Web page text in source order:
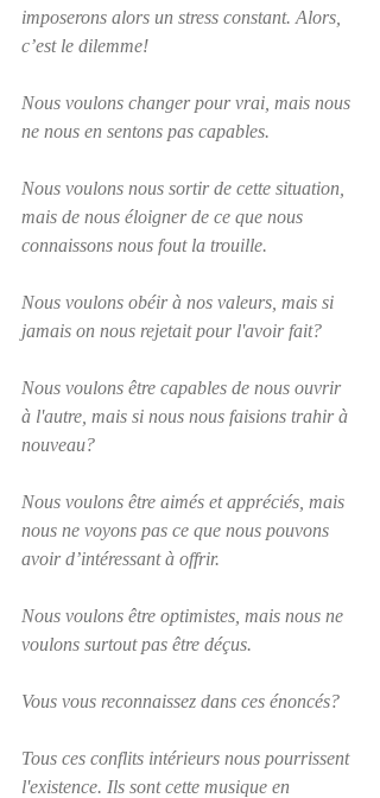
imposerons alors un stress constant. Alors,
c’est le dilemme!
Nous voulons changer pour vrai, mais nous
ne nous en sentons pas capables.
Nous voulons nous sortir de cette situation,
mais de nous éloigner de ce que nous
connaissons nous fout la trouille.
Nous voulons obéir à nos valeurs, mais si
jamais on nous rejetait pour l'avoir fait?
Nous voulons être capables de nous ouvrir
à l'autre, mais si nous nous faisions trahir à
nouveau?
Nous voulons être aimés et appréciés, mais
nous ne voyons pas ce que nous pouvons
avoir d’intéressant à offrir.
Nous voulons être optimistes, mais nous ne
voulons surtout pas être déçus.
Vous vous reconnaissez dans ces énoncés?
Tous ces conflits intérieurs nous pourrissent
l'existence. Ils sont cette musique en